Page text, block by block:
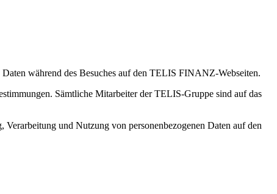
während des Besuches auf den TELIS FINANZ-Webseiten.
Sämtliche Mitarbeiter der TELIS-Gruppe sind auf das
und Nutzung von personenbezogenen Daten auf den